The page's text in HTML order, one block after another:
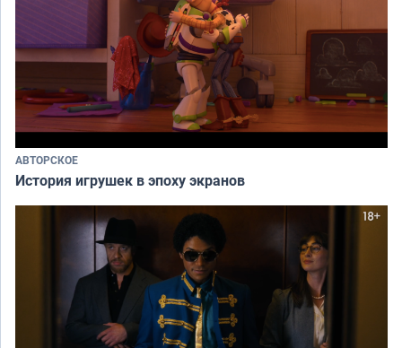
АВТОРСКОЕ
История игрушек в эпоху экранов